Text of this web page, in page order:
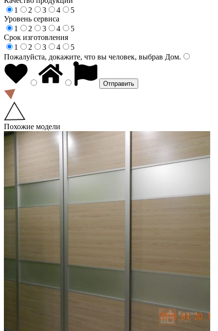
1
2 3 4
5
Уровень сервиса
1
2 3 4
5
Срок изготовления
1
2 3 4
5
Пожалуйста, докажите, что вы человек, выбрав Дом.
Похожие модели